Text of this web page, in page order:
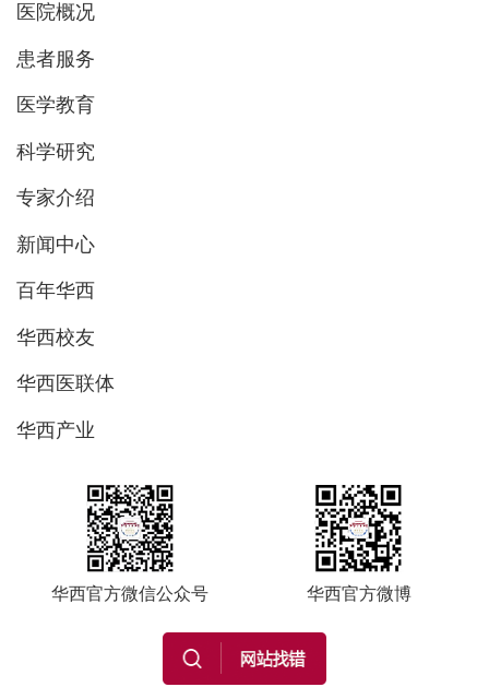
医院概况
患者服务
医学教育
科学研究
专家介绍
新闻中心
百年华西
华西校友
华西医联体
华西产业
华西官方微信公众号 华西官方微博